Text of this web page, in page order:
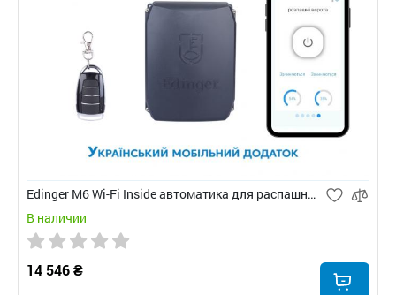
Edinger M6 Wi-Fi Inside автоматика для распашных ворот
В наличии
14 546 ₴